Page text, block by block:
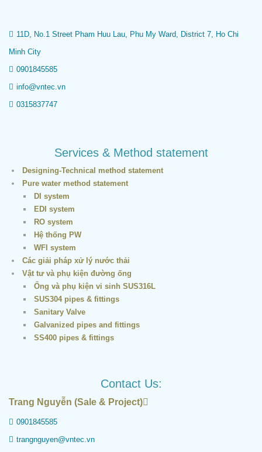
11D, No.1 Street Pham Huu Lau, Phu My Ward, District 7, Ho Chi
Minh City
0901845585
info@vntec.vn
0315837747
Services & Method statement
Designing-Technical method statement
Pure water method statement
DI system
EDI system
RO system
Hệ thống PW
WFI system
Các giải pháp xử lý nước thải
Vật tư và phụ kiện đường ống
Ống và phụ kiện vi sinh SUS316L
SUS304 pipes & fittings
Sanitary Valve
Galvanized pipes and fittings
SS400 pipes & fittings
Contact Us:
Trang Nguyễn (Sale & Project)
0901845585
trangnguyen@vntec.vn